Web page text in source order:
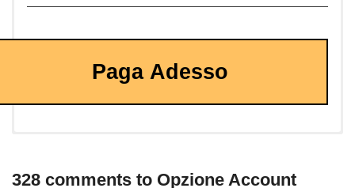
Paga Adesso
328 comments to Opzione Account